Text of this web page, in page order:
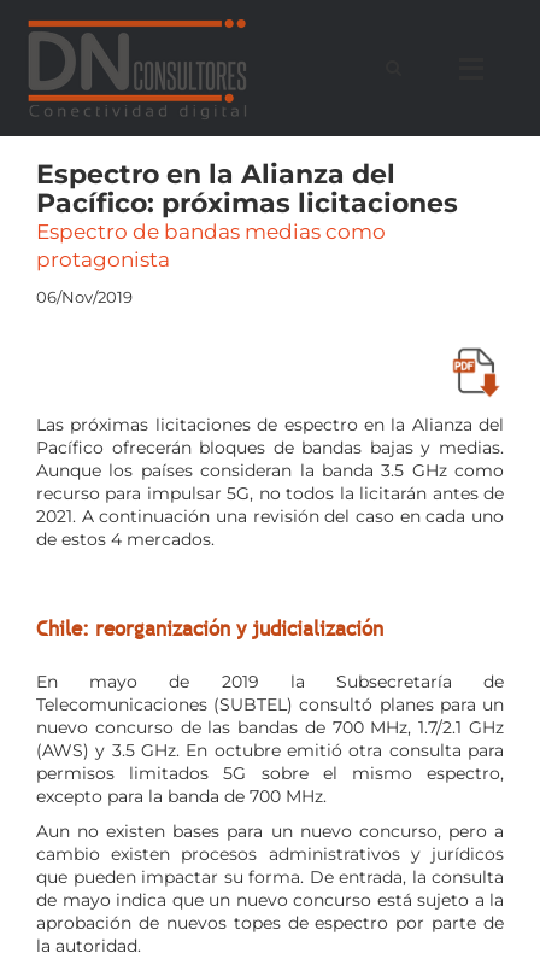
contenido
Espectro en la Alianza del
Pacífico: próximas licitaciones
Espectro de bandas medias como
protagonista
06/Nov/2019
Las próximas licitaciones de espectro en la Alianza del
Pacífico ofrecerán bloques de bandas bajas y medias.
Aunque los países consideran la banda 3.5 GHz como
recurso para impulsar 5G, no todos la licitarán antes de
2021. A continuación una revisión del caso en cada uno
de estos 4 mercados.
Chile: reorganización y judicialización
En mayo de 2019 la Subsecretaría de
Telecomunicaciones (SUBTEL) consultó planes para un
nuevo concurso de las bandas de 700 MHz, 1.7/2.1 GHz
(AWS) y 3.5 GHz. En octubre emitió otra consulta para
permisos limitados 5G sobre el mismo espectro,
excepto para la banda de 700 MHz.
Aun no existen bases para un nuevo concurso, pero a
cambio existen procesos administrativos y jurídicos
que pueden impactar su forma. De entrada, la consulta
de mayo indica que un nuevo concurso está sujeto a la
aprobación de nuevos topes de espectro por parte de
la autoridad.